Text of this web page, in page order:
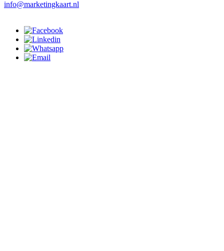
info@marketingkaart.nl